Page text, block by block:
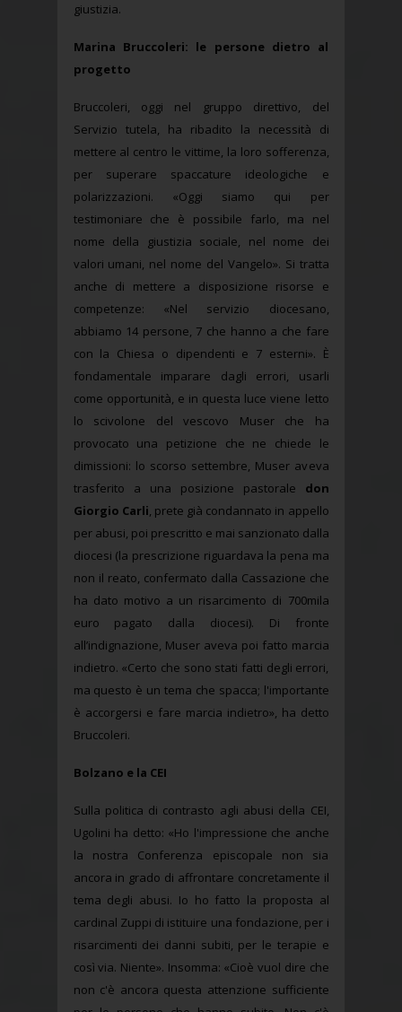
giustizia.
Marina Bruccoleri: le persone dietro al
progetto
Bruccoleri, oggi nel gruppo direttivo, del
Servizio tutela, ha ribadito la necessità di
mettere al centro le vittime, la loro sofferenza,
per superare spaccature ideologiche e
polarizzazioni. «Oggi siamo qui per
testimoniare che è possibile farlo, ma nel
nome della giustizia sociale, nel nome dei
valori umani, nel nome del Vangelo». Si tratta
anche di mettere a disposizione risorse e
competenze: «Nel servizio diocesano,
abbiamo 14 persone, 7 che hanno a che fare
con la Chiesa o dipendenti e 7 esterni». È
fondamentale imparare dagli errori, usarli
come opportunità, e in questa luce viene letto
lo scivolone del vescovo Muser che ha
provocato una petizione che ne chiede le
dimissioni: lo scorso settembre, Muser aveva
trasferito a una posizione pastorale don
Giorgio Carli, prete già condannato in appello
per abusi, poi prescritto e mai sanzionato dalla
diocesi (la prescrizione riguardava la pena ma
non il reato, confermato dalla Cassazione che
ha dato motivo a un risarcimento di 700mila
euro pagato dalla diocesi). Di fronte
all’indignazione, Muser aveva poi fatto marcia
indietro. «Certo che sono stati fatti degli errori,
ma questo è un tema che spacca; l'importante
è accorgersi e fare marcia indietro», ha detto
Bruccoleri.
Bolzano e la CEI
Sulla politica di contrasto agli abusi della CEI,
Ugolini ha detto: «Ho l'impressione che anche
la nostra Conferenza episcopale non sia
ancora in grado di affrontare concretamente il
tema degli abusi. Io ho fatto la proposta al
cardinal Zuppi di istituire una fondazione, per i
risarcimenti dei danni subiti, per le terapie e
così via. Niente». Insomma: «Cioè vuol dire che
non c'è ancora questa attenzione sufficiente